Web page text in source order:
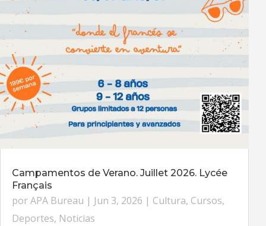
Campamentos de Verano. Juillet 2026. Lycée
Français
porAPA Bureau | Jun 3, 2026 | Cultura, Cursos,
Deportes, Noticias